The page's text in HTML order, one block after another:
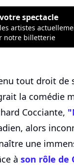
spectacle
artistes
notre billetterie
tout droit de
la comédie
Cocciante,
alors
une
à son rôle de